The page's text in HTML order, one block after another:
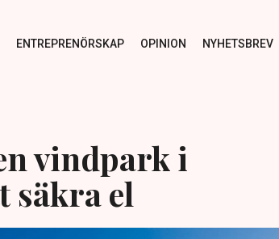
ENTREPRENÖRSKAP OPINION NYHETSBREV
vindpark i
säkra el